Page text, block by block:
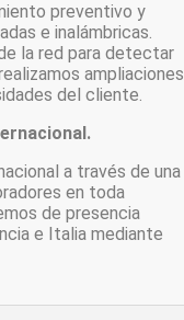
preventivo y
e inalámbricas.
la red para detectar
ampliaciones
del cliente.
a través de una
en toda
de presencia
e Italia mediante